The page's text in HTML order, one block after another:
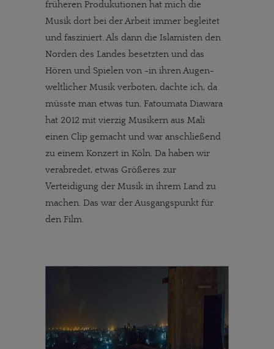
früheren Produkutionen hat mich die
Musik dort bei der Arbeit immer begleitet
und fasziniert. Als dann die Islamisten den
Norden des Landes besetzten und das
Hören und Spielen von -in ihren Augen-
weltlicher Musik verboten, dachte ich, da
müsste man etwas tun. Fatoumata Diawara
hat 2012 mit vierzig Musikern aus Mali
einen Clip gemacht und war anschließend
zu einem Konzert in Köln. Da haben wir
verabredet, etwas Größeres zur
Verteidigung der Musik in ihrem Land zu
machen. Das war der Ausgangspunkt für
den Film.